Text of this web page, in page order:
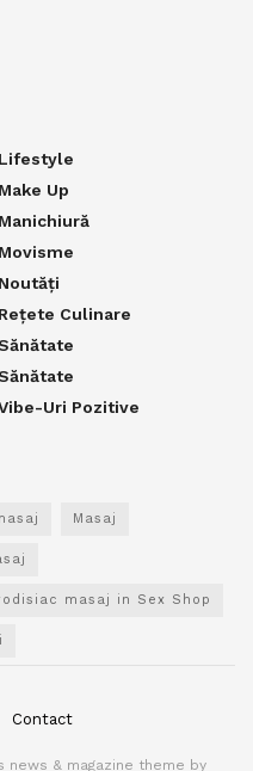
Lifestyle
Make Up
Manichiură
Movisme
Noutăți
Rețete Culinare
Uri Pozitive
Masaj
masaj in Sex Shop
Contact
news & magazine theme by